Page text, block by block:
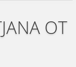
ОТ